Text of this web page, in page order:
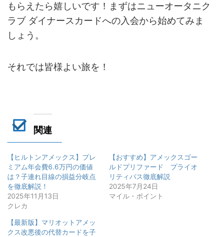
もらえたら嬉しいです！まずはニューオータニク
ラブ ダイナースカードへの入会から始めてみま
しょう。
それでは皆様よい旅を！
関連
【ヒルトンアメックス】プレ
ミアム年会費6.6万円の価値
は？子連れ目線の損益分岐点
を徹底解説！
2025年11月13日
クレカ
【おすすめ】アメックスゴー
ルドプリファード プライオ
リティパス徹底解説
2025年7月24日
マイル・ポイント
【最新版】マリオットアメッ
クス改悪後の代替カードを子